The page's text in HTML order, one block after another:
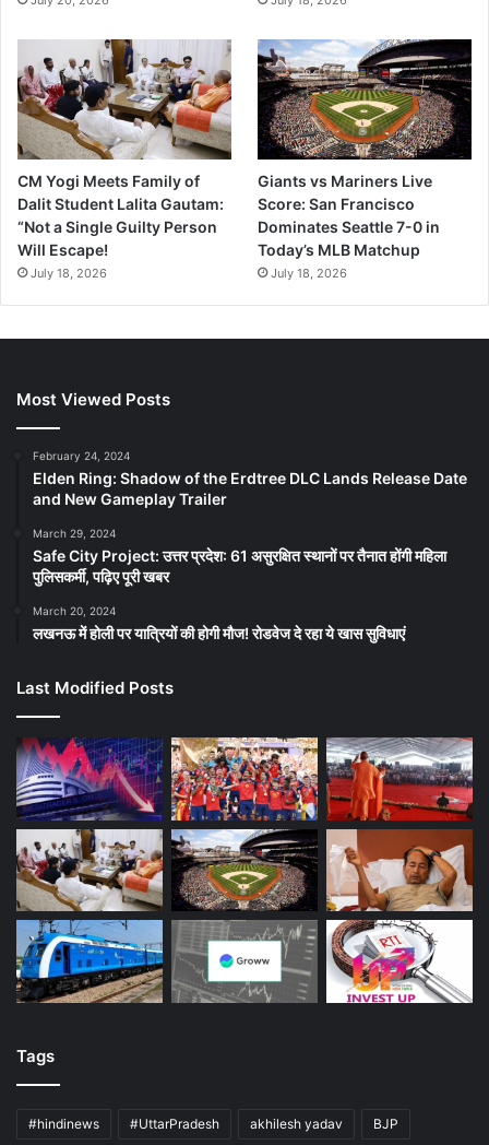
CM Yogi Meets Family of
Dalit Student Lalita Gautam:
“Not a Single Guilty Person
Will Escape!
July 18, 2026
Giants vs Mariners Live
Score: San Francisco
Dominates Seattle 7-0 in
Today’s MLB Matchup
July 18, 2026
Most Viewed Posts
February 24, 2024
Elden Ring: Shadow of the Erdtree DLC Lands Release Date
and New Gameplay Trailer
March 29, 2024
Safe City Project: उत्तर प्रदेश: 61 असुरक्षित स्थानों पर तैनात होंगी महिला
पुलिसकर्मी, पढ़िए पूरी खबर
March 20, 2024
लखनऊ में होली पर यात्रियों की होगी मौज! रोडवेज दे रहा ये खास सुविधाएं
Last Modified Posts
Tags
#hindinews #UttarPradesh akhilesh yadav BJP